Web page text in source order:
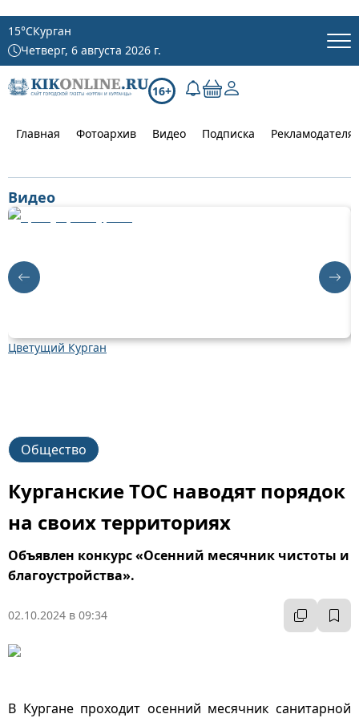
15°CКурган
Четверг, 6 августа 2026 г.
16+
Главная Фотоархив Видео Подписка
Видео
Цветущий Курган
Общество
Курганские ТОС наводят порядок
на своих территориях
Объявлен конкурс «Осенний месячник чистоты и
благоустройства».
02.10.2024 в 09:34
В Кургане проходит осенний месячник санитарной